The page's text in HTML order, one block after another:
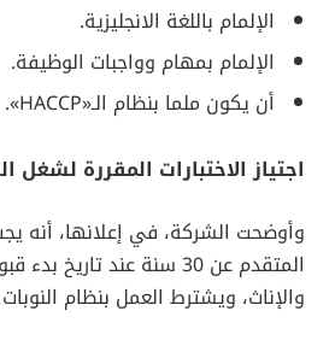
الإلمام باللغة الانجليزية.
الإلمام بمهام وواجبات الوظيفة.
أن يكون ملما بنظام الـ«HACCP».
اجتياز الاختبارات المقررة لشغل
وأوضحت الشركة، في إعلانها، أنه
المتقدم عن 30 سنة عند
والإناث، ويشترط العمل بنظام